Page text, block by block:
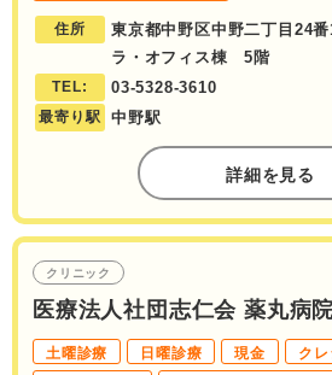
住所
東京都中野区中野二丁目24
ラ・オフィス棟 5階
TEL: 03-5328-3610
最寄り駅 中野駅
詳細を見る
クリニック
医療法人社団志仁会 薬丸病
土曜診療 日曜診療 現金
ク